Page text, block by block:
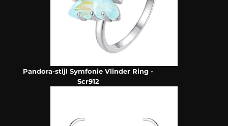
Pandora-stijl Symfonie Vlinder Ring -
Scr912